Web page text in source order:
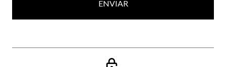
ENVIAR